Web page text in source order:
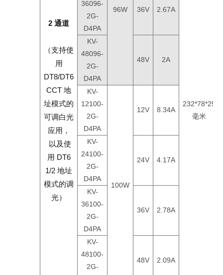
2 通道
（支持使
用
DT8/DT6
CCT 地
址模式的
可调白光
应用，
以及使
用 DT6
1/2 地址
模式的调
光）
232*78*25
毫米
96W
36096-
2G-
D4PA
36V 2.67A
KV-
48096-
2G-
D4PA
48V 2A
KV-
12100-
2G-
D4PA
100W
12V 8.34A
KV-
24100-
2G-
D4PA
24V 4.17A
KV-
36100-
2G-
D4PA
36V 2.78A
KV-
48100-
2G-
48V 2.09A